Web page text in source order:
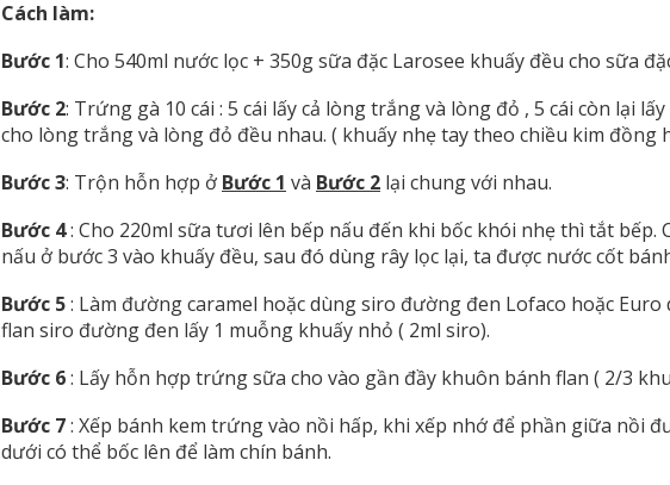
Cách làm:
Bước 1: Cho 540ml nước lọc + 350g sữa đặc Larosee khuấy đều cho sữa
Bước 2: Trứng gà 10 cái : 5 cái lấy cả lòng trắng và lòng đỏ , 5 cái còn lại
cho lòng trắng và lòng đỏ đều nhau. ( khuấy nhẹ tay theo chiều kim đồng
Bước 3: Trộn hỗn hợp ở Bước 1 và Bước 2 lại chung với nhau.
Bước 4: Cho 220ml sữa tươi lên bếp nấu đến khi bốc khói nhẹ thì tắt bếp.
nấu ở bước 3 vào khuấy đều, sau đó dùng rây lọc lại, ta được nước cốt
Bước 5: Làm đường caramel hoặc dùng siro đường đen Lofaco hoặc
flan siro đường đen lấy 1 muỗng khuấy nhỏ ( 2ml siro).
Bước 6: Lấy hỗn hợp trứng sữa cho vào gần đầy khuôn bánh flan ( 2/3
Bước 7: Xếp bánh kem trứng vào nồi hấp, khi xếp nhớ để phần giữa nồi
dưới có thể bốc lên để làm chín bánh.